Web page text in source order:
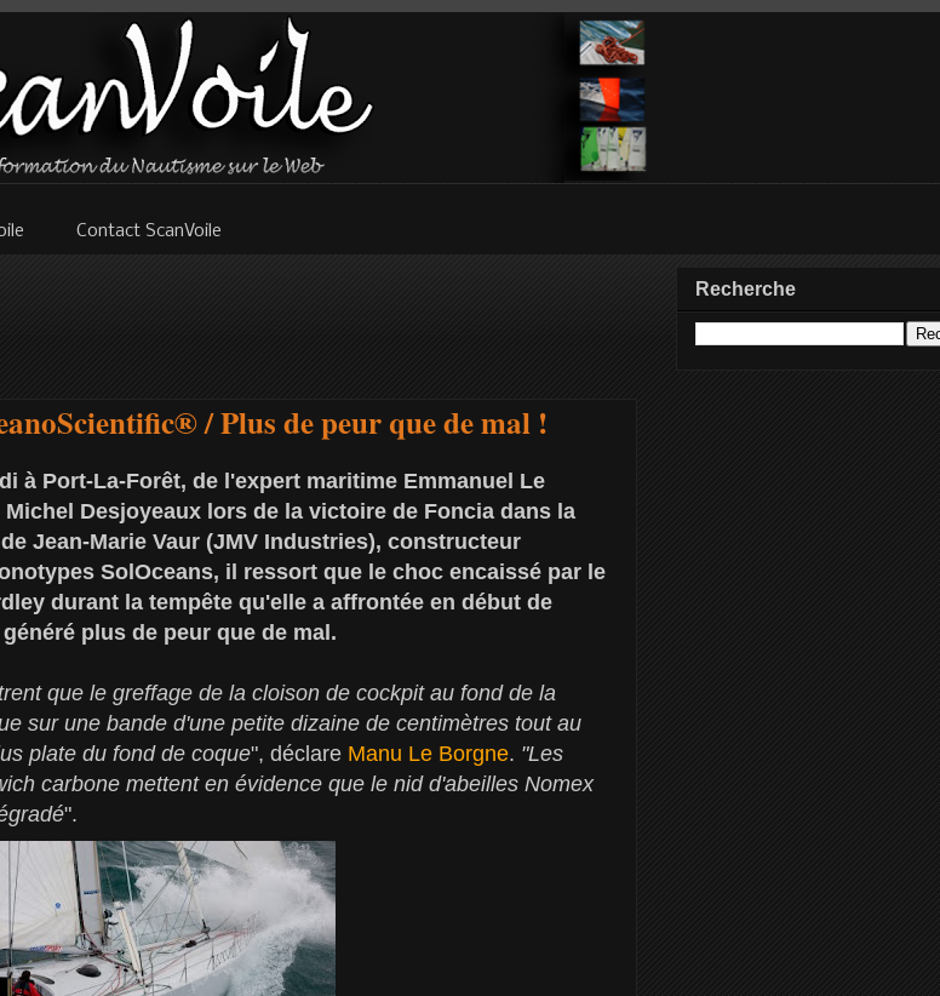
Contact ScanVoile
/ Plus de peur que de mal !
à Port-La-Forêt, de l'expert maritime Emmanuel Le
Desjoyeaux lors de la victoire de Foncia dans la
Jean-Marie Vaur (JMV Industries), constructeur
SolOceans, il ressort que le choc encaissé par le
durant la tempête qu'elle a affrontée en début de
plus de peur que de mal.
que le greffage de la cloison de cockpit au fond de la
sur une bande d'une petite dizaine de centimètres tout au
plate du fond de coque", déclare Manu Le Borgne. "Les
carbone mettent en évidence que le nid d'abeilles Nomex
".
Recherche